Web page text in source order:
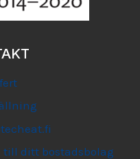
till ditt bostadsbolag